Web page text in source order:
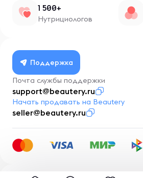
1 500+
Нутрициологов
Поддержка
Почта службы поддержки
support@beautery.ru
Начать продавать на Beautery
seller@beautery.ru